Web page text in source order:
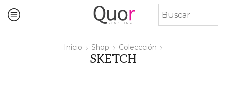
Inicio Shop Coleccción
SKETCH